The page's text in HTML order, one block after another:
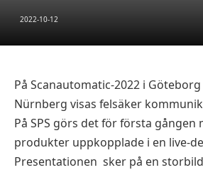
2022-10-12
På Scanautomatic-2022 i Göteborg
Nürnberg visas felsäker
På SPS görs det för första gången
produkter uppkopplade i en live-
Presentationen sker på en